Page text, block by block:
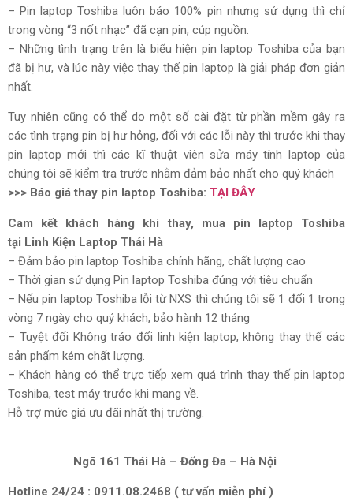
– Pin laptop Toshiba luôn báo 100% pin nhưng sử dụng thì chỉ
trong vòng “3 nốt nhạc” đã cạn pin, cúp nguồn.
– Những tình trạng trên là biểu hiện pin laptop Toshiba của bạn
đã bị hư, và lúc này việc thay thế pin laptop là giải pháp đơn giản
nhất.
Tuy nhiên cũng có thể do một số cài đặt từ phần mềm gây ra
các tình trạng pin bị hư hỏng, đối với các lỗi này thì trước khi thay
pin laptop mới thì các kĩ thuật viên sửa máy tính laptop của
chúng tôi sẽ kiểm tra trước nhằm đảm bảo nhất cho quý khách
>>> Báo giá thay pin laptop Toshiba: TẠI ĐÂY
Cam kết khách hàng khi thay, mua pin laptop Toshiba
tại Linh Kiện Laptop Thái Hà
– Đảm bảo pin laptop Toshiba chính hãng, chất lượng cao
– Thời gian sử dụng Pin laptop Toshiba đúng với tiêu chuẩn
– Nếu pin laptop Toshiba lỗi từ NXS thì chúng tôi sẽ 1 đổi 1 trong
vòng 7 ngày cho quý khách, bảo hành 12 tháng
– Tuyệt đối Không tráo đổi linh kiện laptop, không thay thế các
sản phẩm kém chất lượng.
– Khách hàng có thể trực tiếp xem quá trình thay thế pin laptop
Toshiba, test máy trước khi mang về.
Hỗ trợ mức giá ưu đãi nhất thị trường.
Ngõ 161 Thái Hà – Đống Đa – Hà Nội
Hotline 24/24 : 0911.08.2468 ( tư vấn miễn phí )